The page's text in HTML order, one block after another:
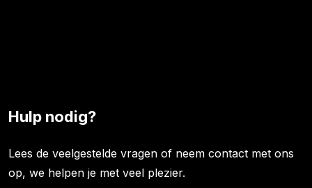
Hulp nodig?
Lees de veelgestelde vragen of neem contact met ons
op, we helpen je met veel plezier.